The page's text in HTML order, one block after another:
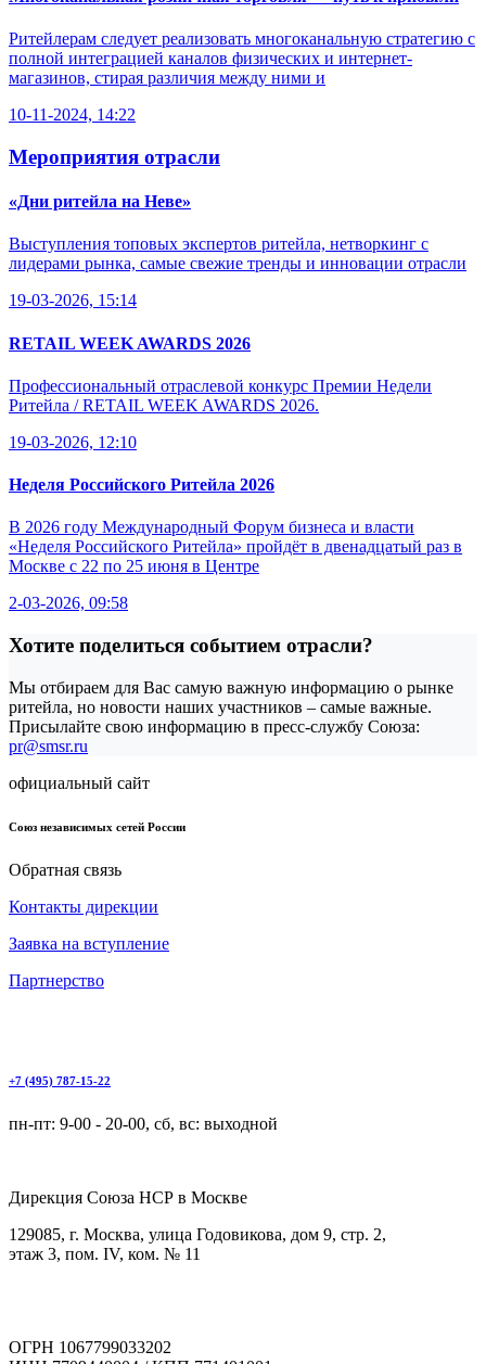
Ритейлерам следует реализовать многоканальную стратегию с
полной интеграцией каналов физических и интернет-
магазинов, стирая различия между ними и
10-11-2024, 14:22
Мероприятия отрасли
«Дни ритейла на Неве»
Выступления топовых экспертов ритейла, нетворкинг с
лидерами рынка, самые свежие тренды и инновации отрасли
19-03-2026, 15:14
RETAIL WEEK AWARDS 2026
Профессиональный отраслевой конкурс Премии Недели
Ритейла / RETAIL WEEK AWARDS 2026.
19-03-2026, 12:10
Неделя Российского Ритейла 2026
В 2026 году Международный Форум бизнеса и власти
«Неделя Российского Ритейла» пройдёт в двенадцатый раз в
Москве с 22 по 25 июня в Центре
2-03-2026, 09:58
Хотите поделиться событием отрасли?
Мы отбираем для Вас самую важную информацию о рынке
ритейла, но новости наших участников – самые важные.
Присылайте свою информацию в пресс-службу Союза:
pr@smsr.ru
официальный сайт
Союз независимых сетей России
Обратная связь
Контакты дирекции
Заявка на вступление
Партнерство
+7 (495) 787-15-22
пн-пт: 9-00 - 20-00, сб, вс: выходной
Дирекция Cоюза НСР в Москве
129085, г. Москва, улица Годовикова, дом 9, стр. 2,
этаж 3, пом. IV, ком. № 11
ОГРН 1067799033202